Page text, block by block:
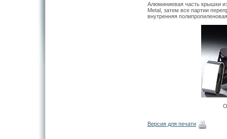
Алюминиевая часть крышки
Metal, затем все партии
внутренняя
Версия для печати